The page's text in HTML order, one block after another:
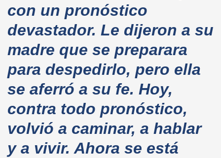
con un pronóstico
devastador. Le dijeron a su
madre que se preparara
para despedirlo, pero ella
se aferró a su fe. Hoy,
contra todo pronóstico,
volvió a caminar, a hablar
y a vivir. Ahora se está